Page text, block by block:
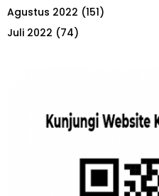
Agustus 2022 (151)
Juli 2022 (74)